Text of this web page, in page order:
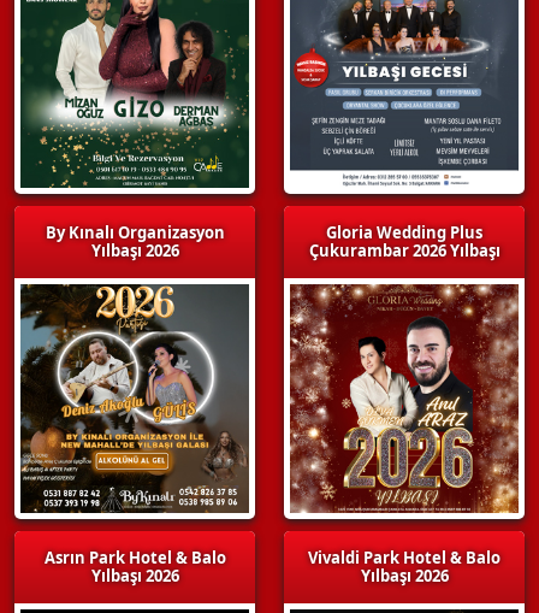
By Kınalı Organizasyon
Yılbaşı 2026
Asrın Park Hotel & Balo
Yılbaşı 2026
Gloria Wedding Plus
Çukurambar 2026 Yılbaşı
Vivaldi Park Hotel & Balo
Yılbaşı 2026